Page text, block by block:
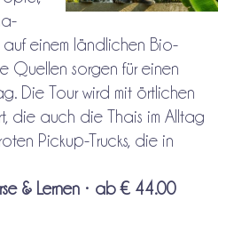
auf einem ländlichen Bio-
Quellen sorgen für einen
Die Tour wird mit örtlichen
die auch die Thais im Alltag
Pickup-Trucks, die in
& Lernen• ab € 44.00